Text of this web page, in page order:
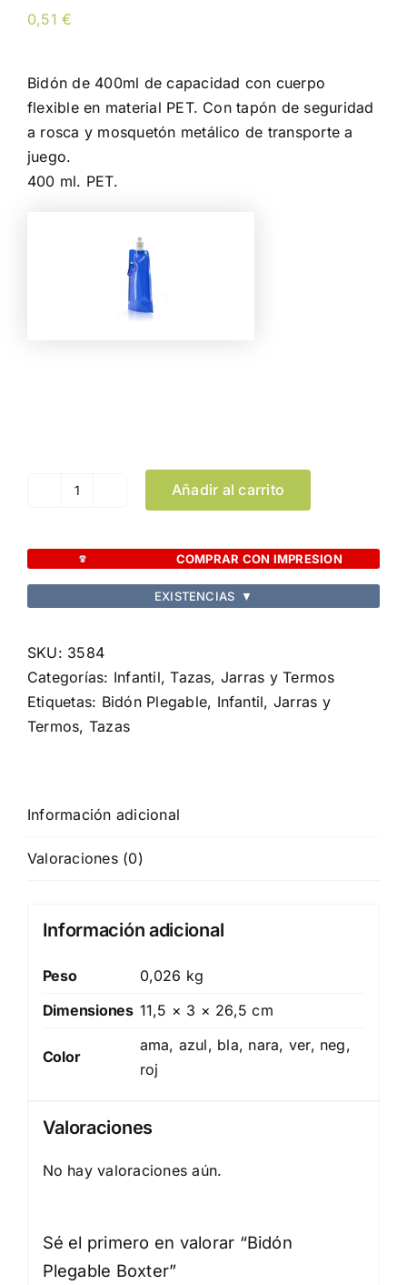
0,51€
Bidón de 400ml de capacidad con cuerpo
flexible en material PET. Con tapón de seguridad
a rosca y mosquetón metálico de transporte a
juego.
400 ml. PET.
Bidón
Boxter
cantidad
Añadir al carrito
COMPRAR CON IMPRESION
EXISTENCIAS ▼
SKU: 3584
Categorías: Infantil,Tazas, Jarras y Termos
Etiquetas: Bidón Plegable, Infantil, Jarras y
Termos, Tazas
Información adicional
Valoraciones (0)
Información adicional
Peso
0,026 kg
Dimensiones 11,5 × 3 × 26,5 cm
Color
ama, azul, bla, nara, ver, neg,
roj
Valoraciones
No hay valoraciones aún.
Sé el primero en valorar “Bidón
Plegable Boxter”